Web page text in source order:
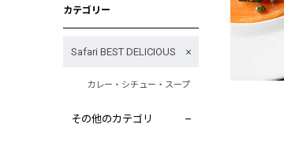
カテゴリー
Safari BEST DELICIOUS
カレー・シチュー・スープ
その他のカテゴリ